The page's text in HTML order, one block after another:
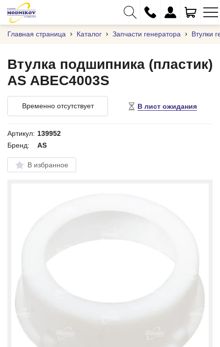
+375 (29) 333-01-01
+375 (17) 373-97-09
+375 (29) 262-61-18
Главная страница Каталог Запчасти генератора Втулки
Временно отсутствует В лист ожидания
Втулка подшипника (пластик)
AS ABEC4003S
Артикул: 139952
Бренд:
AS
В избранное